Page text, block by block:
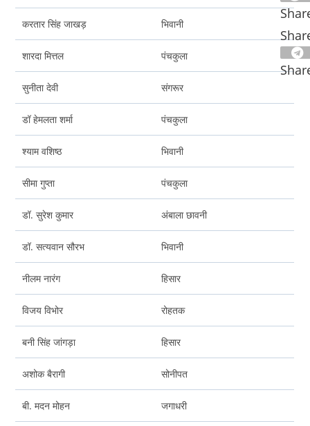
करतार सिंह जाखड़ भिवानी
शारदा मित्तल पंचकुला
सुनीता देवी संगरूर
डॉ हेमलता शर्मा पंचकुला
श्याम वशिष्ठ भिवानी
सीमा गुप्ता पंचकुला
डॉ. सुरेश कुमार अंबाला छावनी
डॉ. सत्यवान सौरभ भिवानी
नीलम नारंग हिसार
विजय विभोर रोहतक
बनी सिंह जांगड़ा हिसार
अशोक बैरागी सोनीपत
बी. मदन मोहन जगाधरी